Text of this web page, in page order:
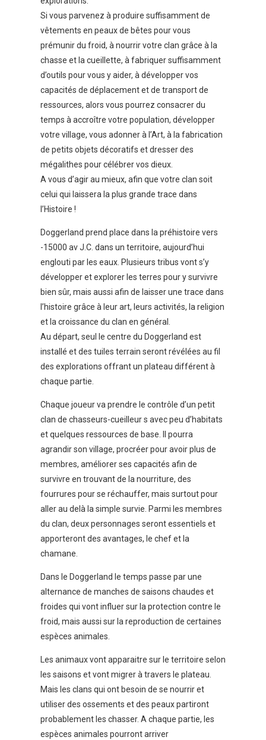
Si vous parvenez à produire suffisamment de
vêtements en peaux de bêtes pour vous
prémunir du froid, à nourrir votre clan grâce à la
chasse et la cueillette, à fabriquer suffisamment
d’outils pour vous y aider, à développer vos
capacités de déplacement et de transport de
ressources, alors vous pourrez consacrer du
temps à accroître votre population, développer
votre village, vous adonner à l’Art, à la fabrication
de petits objets décoratifs et dresser des
mégalithes pour célébrer vos dieux.
A vous d’agir au mieux, afin que votre clan soit
celui qui laissera la plus grande trace dans
l’Histoire !
Doggerland prend place dans la préhistoire vers
-15000 av J.C. dans un territoire, aujourd’hui
englouti par les eaux. Plusieurs tribus vont s’y
développer et explorer les terres pour y survivre
bien sûr, mais aussi afin de laisser une trace dans
l’histoire grâce à leur art, leurs activités, la religion
et la croissance du clan en général.
Au départ, seul le centre du Doggerland est
installé et des tuiles terrain seront révélées au fil
des explorations offrant un plateau différent à
chaque partie.
Chaque joueur va prendre le contrôle d’un petit
clan de chasseurs-cueilleur s avec peu d’habitats
et quelques ressources de base. Il pourra
agrandir son village, procréer pour avoir plus de
membres, améliorer ses capacités afin de
survivre en trouvant de la nourriture, des
fourrures pour se réchauffer, mais surtout pour
aller au delà la simple survie. Parmi les membres
du clan, deux personnages seront essentiels et
apporteront des avantages, le chef et la
chamane.
Dans le Doggerland le temps passe par une
alternance de manches de saisons chaudes et
froides qui vont influer sur la protection contre le
froid, mais aussi sur la reproduction de certaines
espèces animales.
Les animaux vont apparaitre sur le territoire selon
les saisons et vont migrer à travers le plateau.
Mais les clans qui ont besoin de se nourrir et
utiliser des ossements et des peaux partiront
probablement les chasser. A chaque partie, les
espèces animales pourront arriver